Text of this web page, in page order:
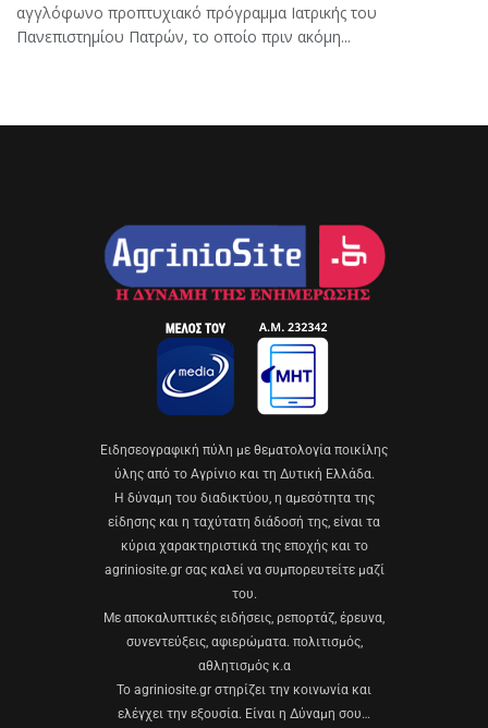
αγγλόφωνο προπτυχιακό πρόγραμμα Ιατρικής του
Πανεπιστημίου Πατρών, το οποίο πριν ακόμη...
Eιδησεογραφική πύλη με θεματολογία ποικίλης
ύλης από το Αγρίνιο και τη Δυτική Ελλάδα.
Η δύναμη του διαδικτύου, η αμεσότητα της
είδησης και η ταχύτατη διάδοσή της, είναι τα
κύρια χαρακτηριστικά της εποχής και το
agriniosite.gr σας καλεί να συμπορευτείτε μαζί
του.
Με αποκαλυπτικές ειδήσεις, ρεπορτάζ, έρευνα,
συνεντεύξεις, αφιερώματα. πολιτισμός,
αθλητισμός κ.α
Το agriniosite.gr στηρίζει την κοινωνία και
ελέγχει την εξουσία. Είναι η Δύναμη σου…